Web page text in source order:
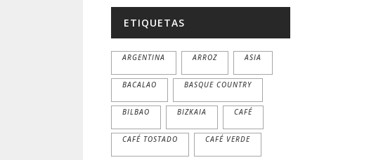
ETIQUETAS
ARGENTINA ARROZ ASIA
BACALAO BASQUE COUNTRY
BILBAO BIZKAIA CAFÉ
CAFÉ TOSTADO CAFÉ VERDE